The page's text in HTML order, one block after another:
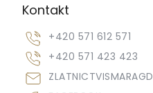
p
v
k
v
Kontakt
ZLATNICTVISMARAGD
+420 571 612 571
+420 571 423 423